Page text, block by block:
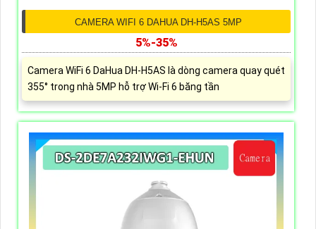
CAMERA WIFI 6 DAHUA DH-H5AS 5MP
5%-35%
Camera WiFi 6 DaHua DH-H5AS là dòng camera quay quét
355° trong nhà 5MP hỗ trợ Wi-Fi 6 băng tần